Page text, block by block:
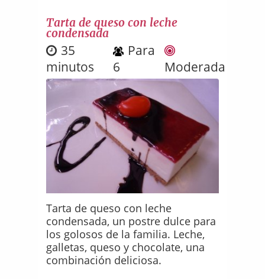
Tarta de queso con leche
condensada
35
minutos
Para
6
Moderada
Tarta de queso con leche
condensada, un postre dulce para
los golosos de la familia. Leche,
galletas, queso y chocolate, una
combinación deliciosa.